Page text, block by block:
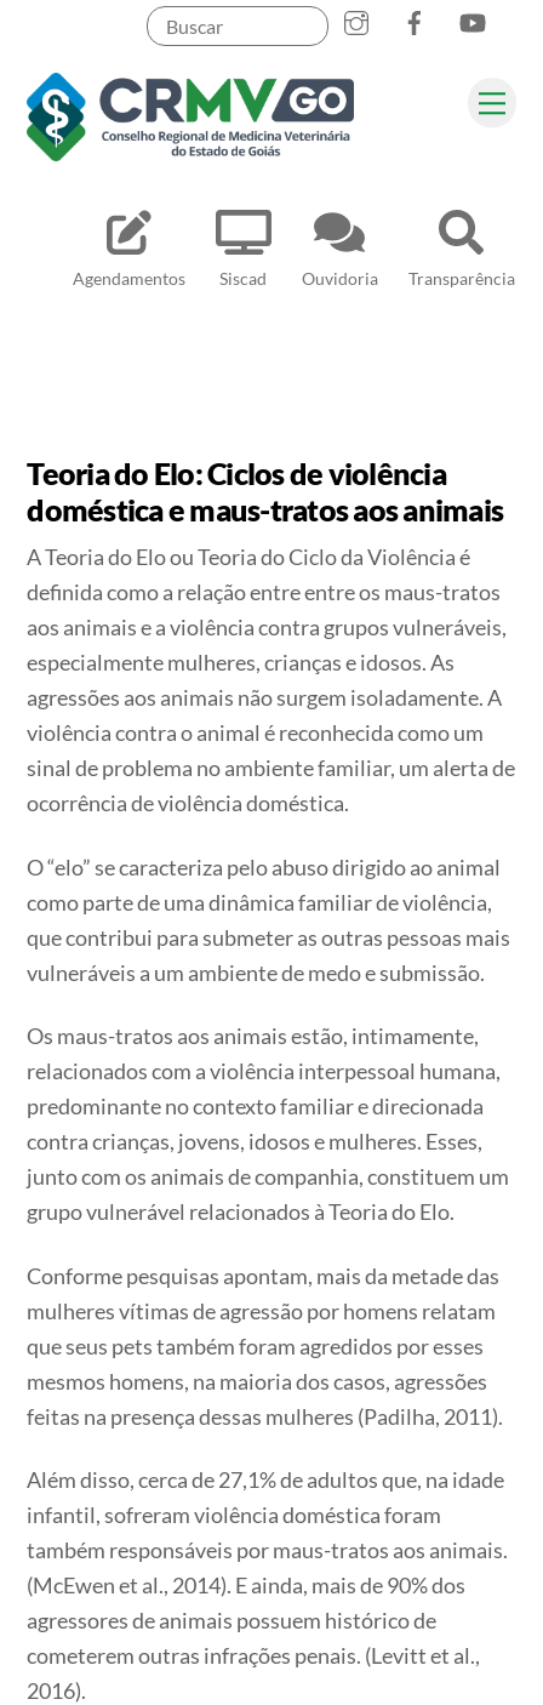
content
Agendamentos Siscad Ouvidoria Transparência
Pesquisar
Teoria do Elo: Ciclos de violência
doméstica e maus-tratos aos animais
A Teoria do Elo ou Teoria do Ciclo da Violência é
definida como a relação entre entre os maus-tratos
aos animais e a violência contra grupos vulneráveis,
especialmente mulheres, crianças e idosos. As
agressões aos animais não surgem isoladamente. A
violência contra o animal é reconhecida como um
sinal de problema no ambiente familiar, um alerta de
ocorrência de violência doméstica.
O “elo” se caracteriza pelo abuso dirigido ao animal
como parte de uma dinâmica familiar de violência,
que contribui para submeter as outras pessoas mais
vulneráveis a um ambiente de medo e submissão.
Os maus-tratos aos animais estão, intimamente,
relacionados com a violência interpessoal humana,
predominante no contexto familiar e direcionada
contra crianças, jovens, idosos e mulheres. Esses,
junto com os animais de companhia, constituem um
grupo vulnerável relacionados à Teoria do Elo.
Conforme pesquisas apontam, mais da metade das
mulheres vítimas de agressão por homens relatam
que seus pets também foram agredidos por esses
mesmos homens, na maioria dos casos, agressões
feitas na presença dessas mulheres (Padilha, 2011).
Além disso, cerca de 27,1% de adultos que, na idade
infantil, sofreram violência doméstica foram
também responsáveis por maus-tratos aos animais.
(McEwen et al., 2014). E ainda, mais de 90% dos
agressores de animais possuem histórico de
cometerem outras infrações penais. (Levitt et al.,
2016).